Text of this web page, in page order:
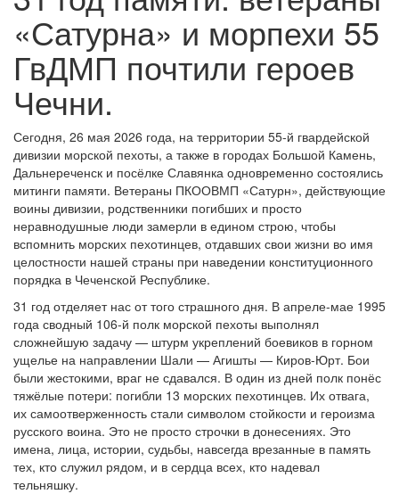
«Сатурна» и морпехи 55
ГвДМП почтили героев
Чечни.
Сегодня, 26 мая 2026 года, на территории 55-й гвардейской
дивизии морской пехоты, а также в городах Большой Камень,
Дальнереченск и посёлке Славянка одновременно состоялись
митинги памяти. Ветераны ПКООВМП «Сатурн», действующие
воины дивизии, родственники погибших и просто
неравнодушные люди замерли в едином строю, чтобы
вспомнить морских пехотинцев, отдавших свои жизни во имя
целостности нашей страны при наведении конституционного
порядка в Чеченской Республике.
31 год отделяет нас от того страшного дня. В апреле-мае 1995
года сводный 106-й полк морской пехоты выполнял
сложнейшую задачу — штурм укреплений боевиков в горном
ущелье на направлении Шали — Агишты — Киров-Юрт. Бои
были жестокими, враг не сдавался. В один из дней полк понёс
тяжёлые потери: погибли 13 морских пехотинцев. Их отвага,
их самоотверженность стали символом стойкости и героизма
русского воина. Это не просто строчки в донесениях. Это
имена, лица, истории, судьбы, навсегда врезанные в память
тех, кто служил рядом, и в сердца всех, кто надевал
тельняшку.